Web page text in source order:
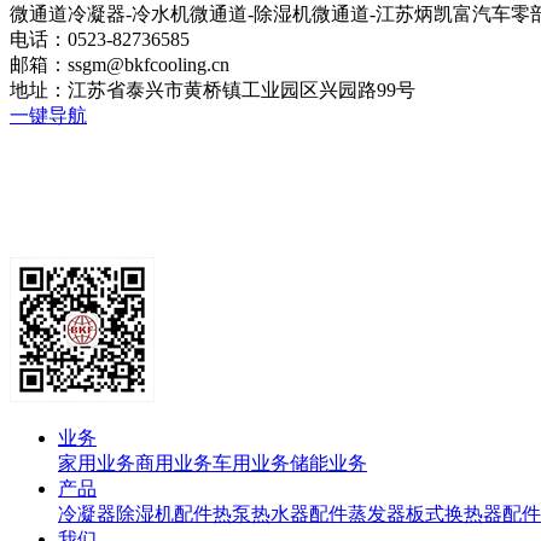
微通道冷凝器-冷水机微通道-除湿机微通道-江苏炳凯富汽车零
电话：0523-82736585
邮箱：ssgm@bkfcooling.cn
地址：江苏省泰兴市黄桥镇工业园区兴园路99号
一键导航
业务
家用业务商用业务车用业务储能业务
产品
冷凝器除湿机配件热泵热水器配件蒸发器板式换热器配件